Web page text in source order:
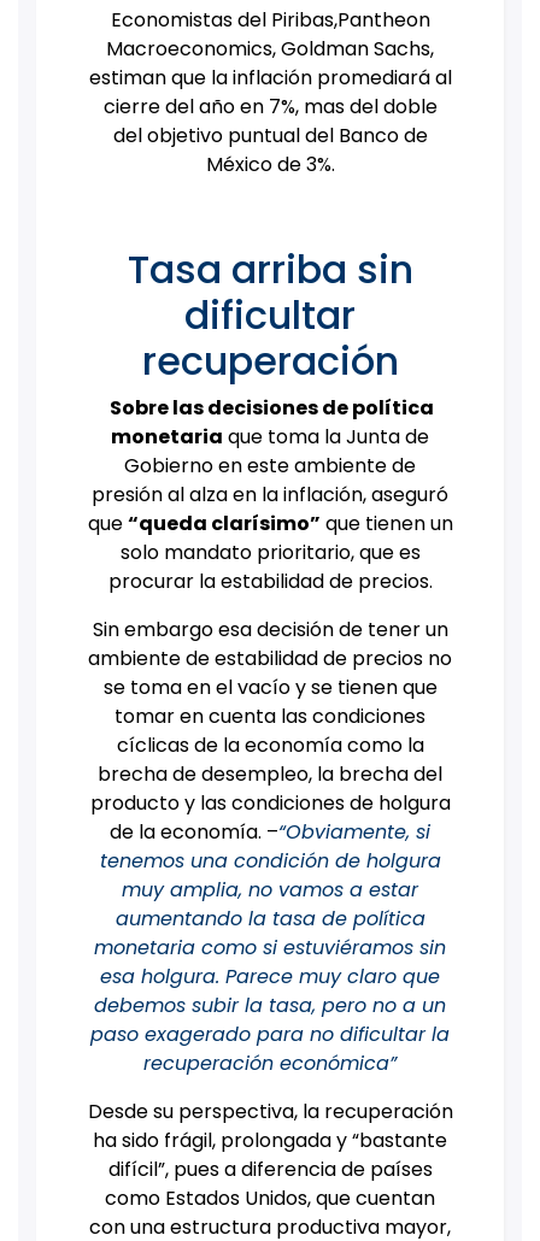
Economistas del Piribas,Pantheon
Macroeconomics, Goldman Sachs,
estiman que la inflación promediará al
cierre del año en 7%, mas del doble
del objetivo puntual del Banco de
México de 3%.
Tasa arriba sin
dificultar
recuperación
Sobre las decisiones de política
monetaria que toma la Junta de
Gobierno en este ambiente de
presión al alza en la inflación, aseguró
que“queda clarísimo” que tienen un
solo mandato prioritario, que es
procurar la estabilidad de precios.
Sin embargo esa decisión de tener un
ambiente de estabilidad de precios no
se toma en el vacío y se tienen que
tomar en cuenta las condiciones
cíclicas de la economía como la
brecha de desempleo, la brecha del
producto y las condiciones de holgura
de la economía. –“Obviamente, si
tenemos una condición de holgura
muy amplia, no vamos a estar
aumentando la tasa de política
monetaria como si estuviéramos sin
esa holgura. Parece muy claro que
debemos subir la tasa, pero no a un
paso exagerado para no dificultar la
recuperación económica”
Desde su perspectiva, la recuperación
ha sido frágil, prolongada y “bastante
difícil”, pues a diferencia de países
como Estados Unidos, que cuentan
con una estructura productiva mayor,